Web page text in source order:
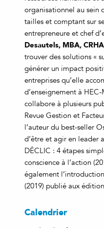
organisationnel au sein
tailles et comptant sur
entrepreneure et chef
Desautels, MBA,
trouver des solutions «
générer un impact
entreprises qu’elle
d’enseignement à
collabore à plusieurs
Revue Gestion et
l’auteur du best-seller
d’être et agir en leader
DÉCLIC : 4 étapes
conscience à l’action
également
(2019) publié aux
Calendrier